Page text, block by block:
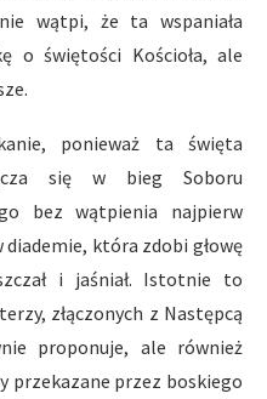
wątpi, że ta wspaniała
o świętości Kościoła, ale
ponieważ ta święta
się w bieg Soboru
bez wątpienia najpierw
która zdobi głowę
i jaśniał. Istotnie to
złączonych z Następcą
proponuje, ale również
przekazane przez boskiego